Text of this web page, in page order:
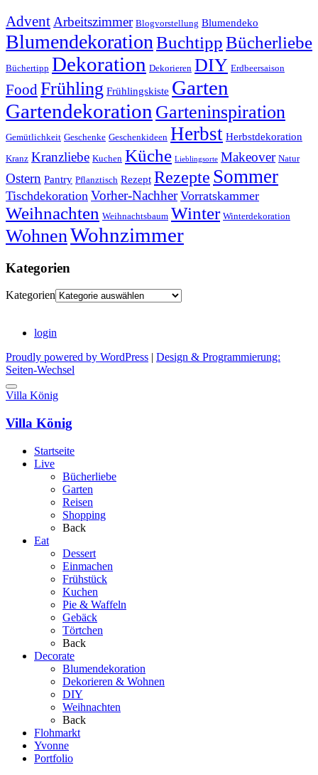
Advent Arbeitszimmer Blogvorstellung Blumendeko
Blumendekoration BuchtippBücherliebe
Büchertipp Dekoration Dekorieren DIY Erdbeersaison
FoodFrühling Frühlingskiste Garten
Gartendekoration Garteninspiration
Gemütlichkeit Geschenke Geschenkideen Herbst Herbstdekoration
Kranz Kranzliebe Kuchen Küche Lieblingsorte Makeover Natur
Ostern Pantry Pflanztisch Rezept Rezepte Sommer
Tischdekoration Vorher-Nachher Vorratskammer
Weihnachten Weihnachtsbaum Winter Winterdekoration
WohnenWohnzimmer
Kategorien
Kategorien
login
Proudly powered by WordPress
Design & Programmierung:
Seiten-Wechsel
Villa König
Villa König
Startseite
Live
Bücherliebe
Garten
Reisen
Shopping
Back
Eat
Dessert
Einmachen
Frühstück
Kuchen
Pie & Waffeln
Gebäck
Törtchen
Back
Decorate
Blumendekoration
Dekorieren & Wohnen
DIY
Weihnachten
Back
Flohmarkt
Yvonne
Portfolio